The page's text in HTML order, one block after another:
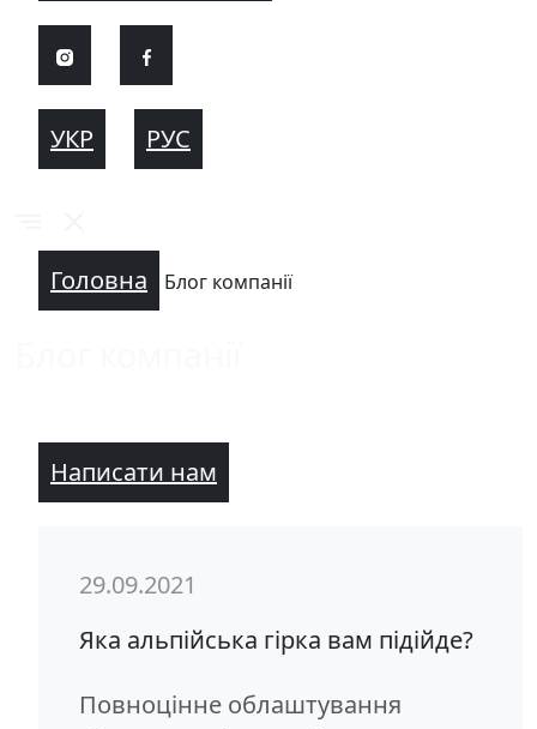
УКР РУС
Головна Блог компанії
Написати нам
29.09.2021
Яка альпійська гірка вам підійде?
Повноцінне облаштування